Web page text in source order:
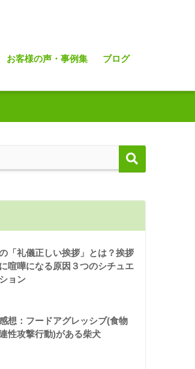
お客様の声・事例集
ブログ
「礼儀正しい挨拶」とは？挨拶
喧嘩になる原因３つのシチュエ
ョン
想：フードアグレッシブ(食物
性攻撃行動)がある柴犬